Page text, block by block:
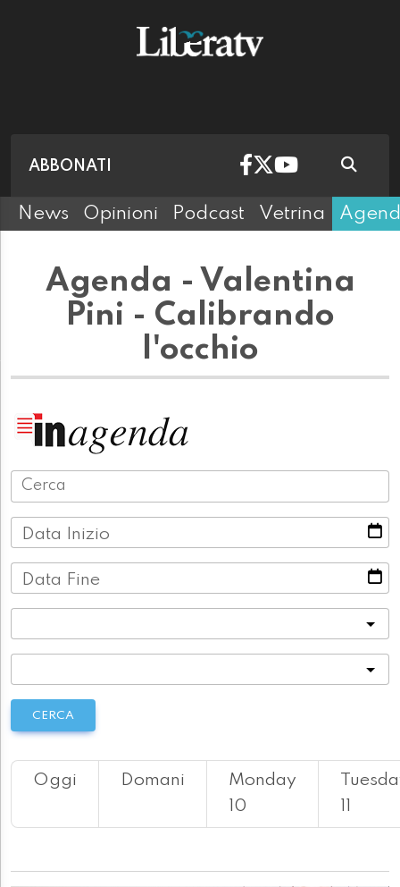
ABBONATI
News Opinioni Podcast Vetrina
Agenda - Valentina
Pini - Calibrando
l'occhio
Data Inizio
Data Fine
CERCA
Oggi Domani
Monday
10
11